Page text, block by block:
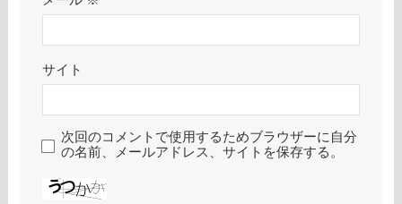
サイト
次回のコメントで使用するためブラウザーに自分
の名前、メールアドレス、サイトを保存する。